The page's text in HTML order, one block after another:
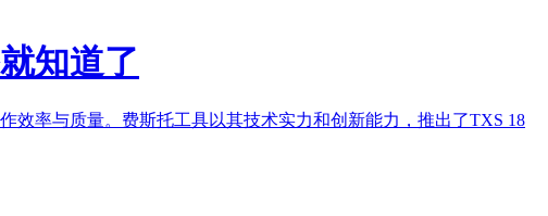
知道了
效率与质量。费斯托工具以其技术实力和创新能力，推出了TXS 18